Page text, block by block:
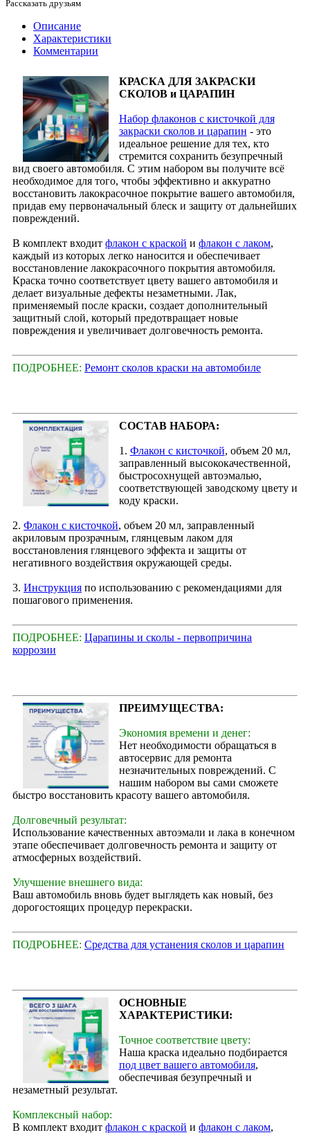
Рассказать друзьям
Описание
Характеристики
Комментарии
КРАСКА ДЛЯ ЗАКРАСКИ
СКОЛОВ и ЦАРАПИН
Набор флаконов с кисточкой для
закраски сколов и царапин - это
идеальное решение для тех, кто
стремится сохранить безупречный
вид своего автомобиля. С этим набором вы получите всё
необходимое для того, чтобы эффективно и аккуратно
восстановить лакокрасочное покрытие вашего автомобиля,
придав ему первоначальный блеск и защиту от дальнейших
повреждений.
В комплект входит флакон с краской и флакон с лаком,
каждый из которых легко наносится и обеспечивает
восстановление лакокрасочного покрытия автомобиля.
Краска точно соответствует цвету вашего автомобиля и
делает визуальные дефекты незаметными. Лак,
применяемый после краски, создает дополнительный
защитный слой, который предотвращает новые
повреждения и увеличивает долговечность ремонта.
ПОДРОБНЕЕ: Ремонт сколов краски на автомобиле
СОСТАВ НАБОРА:
1. Флакон с кисточкой, объем 20 мл,
заправленный высококачественной,
быстросохнущей автоэмалью,
соответствующей заводскому цвету и
коду краски.
2. Флакон с кисточкой, объем 20 мл, заправленный
акриловым прозрачным, глянцевым лаком для
восстановления глянцевого эффекта и защиты от
негативного воздействия окружающей среды.
3. Инструкция по использованию с рекомендациями для
пошагового применения.
ПОДРОБНЕЕ: Царапины и сколы - первопричина
коррозии
ПРЕИМУЩЕСТВА:
Экономия времени и денег:
Нет необходимости обращаться в
автосервис для ремонта
незначительных повреждений. С
нашим набором вы сами сможете
быстро восстановить красоту вашего автомобиля.
Долговечный результат:
Использование качественных автоэмали и лака в конечном
этапе обеспечивает долговечность ремонта и защиту от
атмосферных воздействий.
Улучшение внешнего вида:
Ваш автомобиль вновь будет выглядеть как новый, без
дорогостоящих процедур перекраски.
ПОДРОБНЕЕ: Средства для устанения сколов и царапин
ОСНОВНЫЕ
ХАРАКТЕРИСТИКИ:
Точное соответствие цвету:
Наша краска идеально подбирается
под цвет вашего автомобиля,
обеспечивая безупречный и
незаметный результат.
Комплексный набор:
В комплект входит флакон с краской и флакон с лаком,